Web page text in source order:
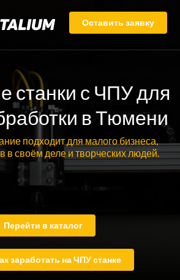
Оставить заявку
станки с ЧПУ для
в Тюмени
подходит для малого бизнеса,
в своём деле и творческих людей.
Перейти в каталог
заработать на ЧПУ станке